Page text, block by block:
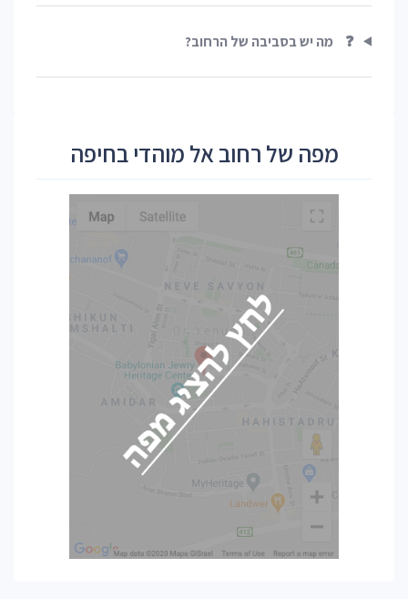
❓ מה יש בסביבה של הרחוב?
מפה של רחוב אל מוהדי בחיפה